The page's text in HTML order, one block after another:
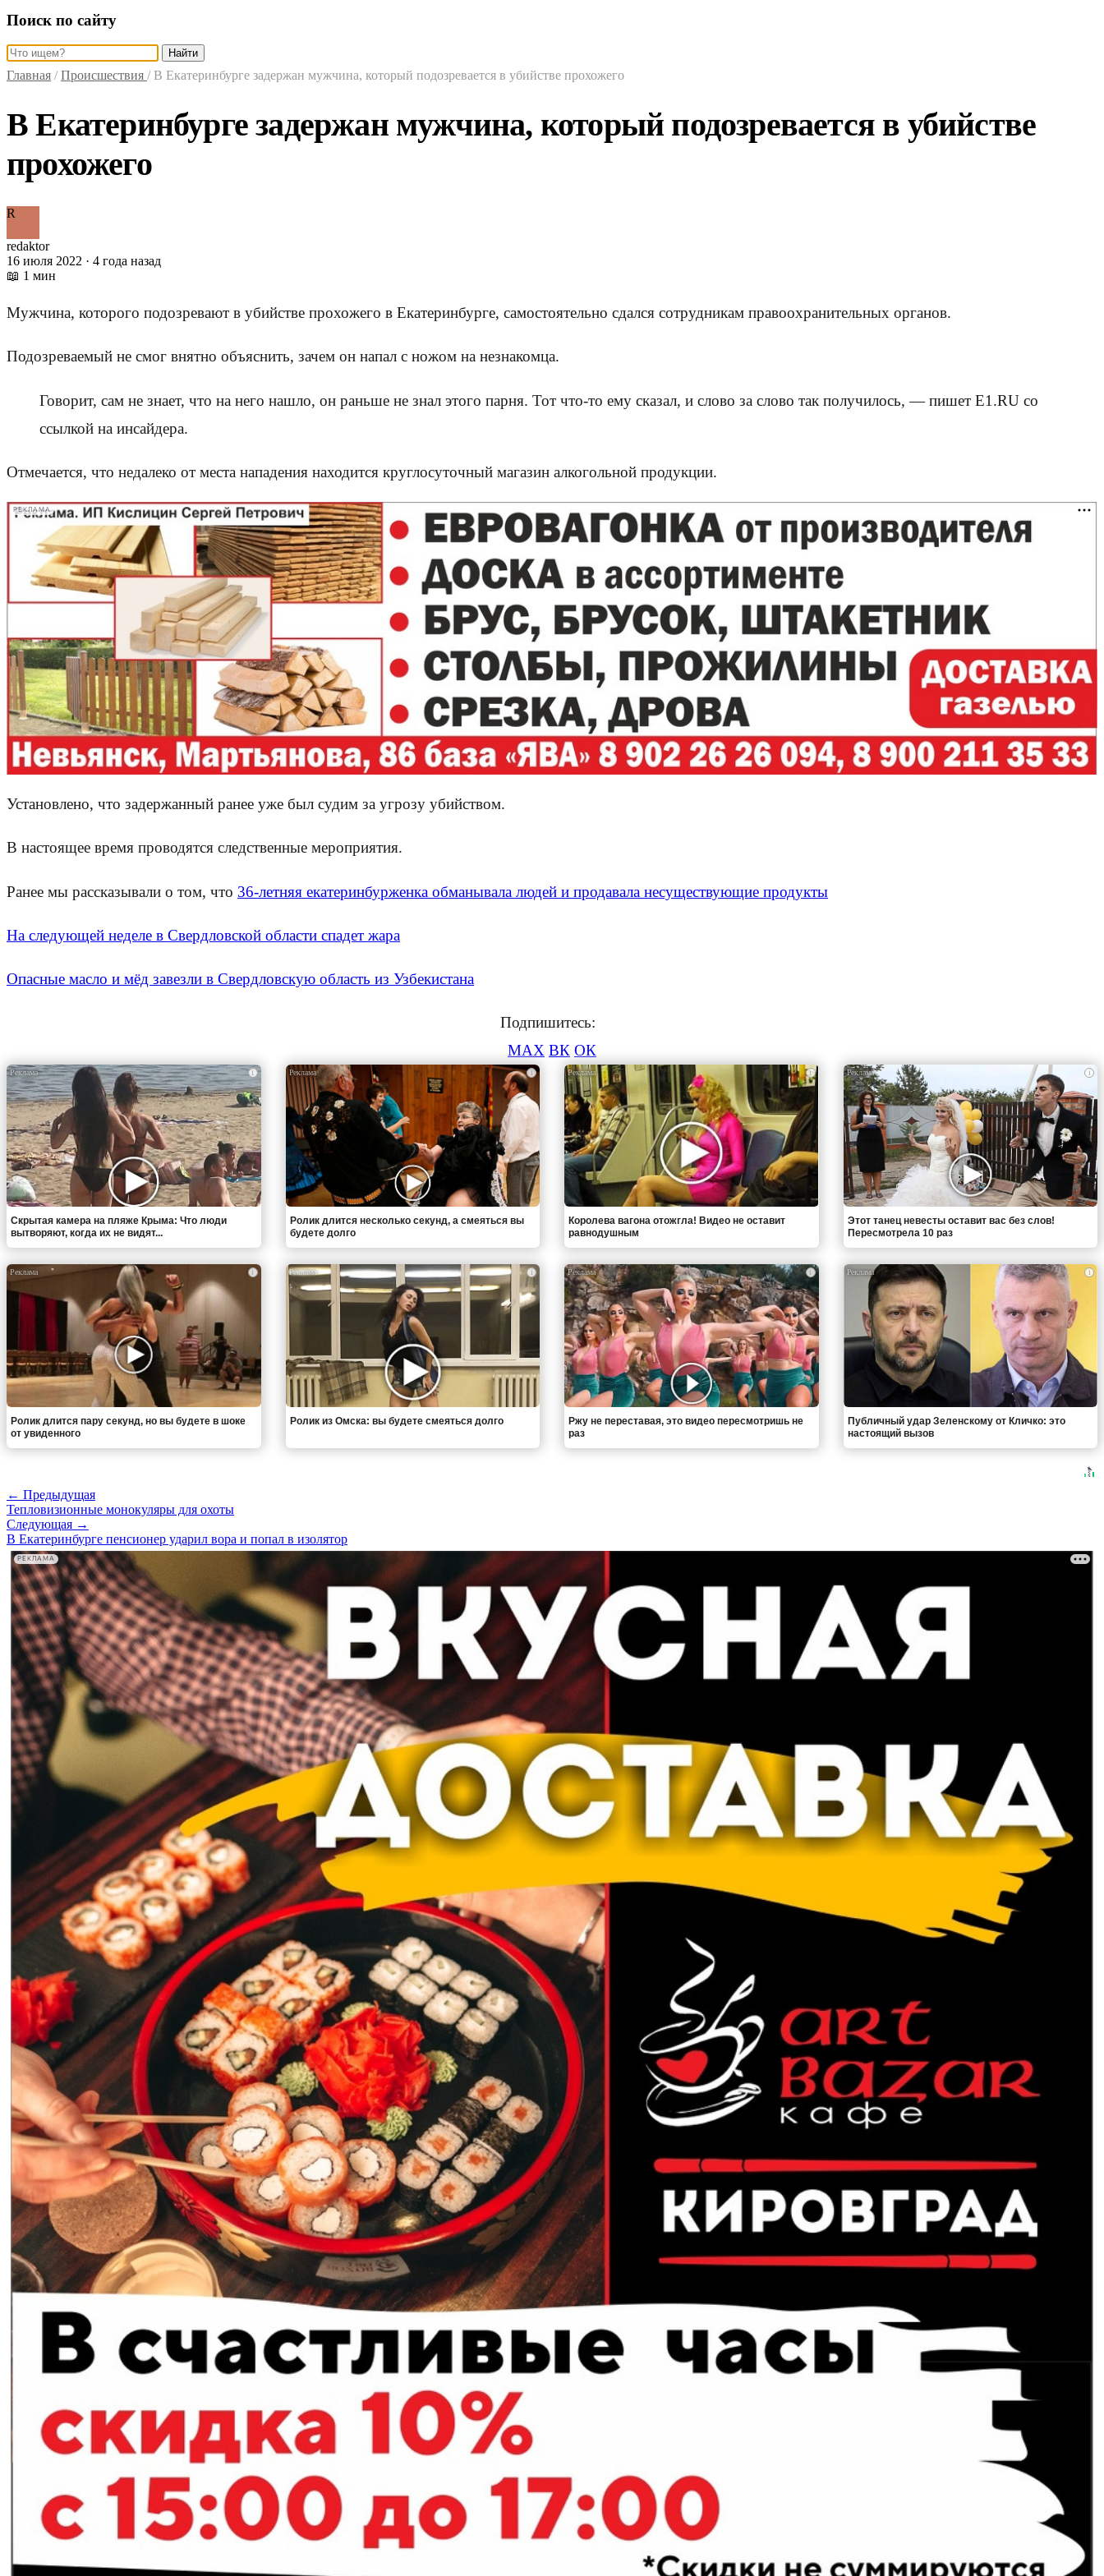
Поиск по сайту
Найти
Главная / Происшествия / В Екатеринбурге задержан мужчина, который подозревается в убийстве прохожего
В Екатеринбурге задержан мужчина, который подозревается в убийстве
прохожего
R
redaktor
16 июля 2022 · 4 года назад
📖 1 мин
Мужчина, которого подозревают в убийстве прохожего в Екатеринбурге, самостоятельно сдался сотрудникам правоохранительных органов.
Подозреваемый не смог внятно объяснить, зачем он напал с ножом на незнакомца.
Говорит, сам не знает, что на него нашло, он раньше не знал этого парня. Тот что-то ему сказал, и слово за слово так получилось, — пишет E1.RU со
ссылкой на инсайдера.
Отмечается, что недалеко от места нападения находится круглосуточный магазин алкогольной продукции.
РЕКЛАМА
Установлено, что задержанный ранее уже был судим за угрозу убийством.
В настоящее время проводятся следственные мероприятия.
Ранее мы рассказывали о том, что 36-летняя екатеринбурженка обманывала людей и продавала несуществующие продукты
На следующей неделе в Свердловской области спадет жара
Опасные масло и мёд завезли в Свердловскую область из Узбекистана
Подпишитесь:
MAX ВК ОК
i
Скрытая камера на пляже Крыма: Что люди
вытворяют, когда их не видят...
i
Ролик длится несколько секунд, а смеяться вы
будете долго
i
Королева вагона отожгла! Видео не оставит
равнодушным
i
Этот танец невесты оставит вас без слов!
Пересмотрела 10 раз
i
Ролик длится пару секунд, но вы будете в шоке
от увиденного
i
Ролик из Омска: вы будете смеяться долго
i
Ржу не переставая, это видео пересмотришь не
раз
i
Публичный удар Зеленскому от Кличко: это
настоящий вызов
← Предыдущая
Тепловизионные монокуляры для охоты
Следующая →
В Екатеринбурге пенсионер ударил вора и попал в изолятор
РЕКЛАМА